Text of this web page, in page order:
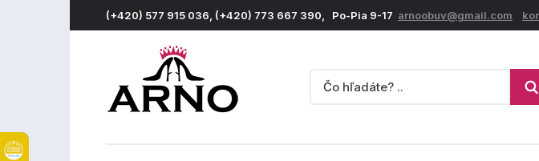
(+420) 577 915 036, (+420) 773 667 390, Po-Pia 9-17 arnoobuv@gmail.com